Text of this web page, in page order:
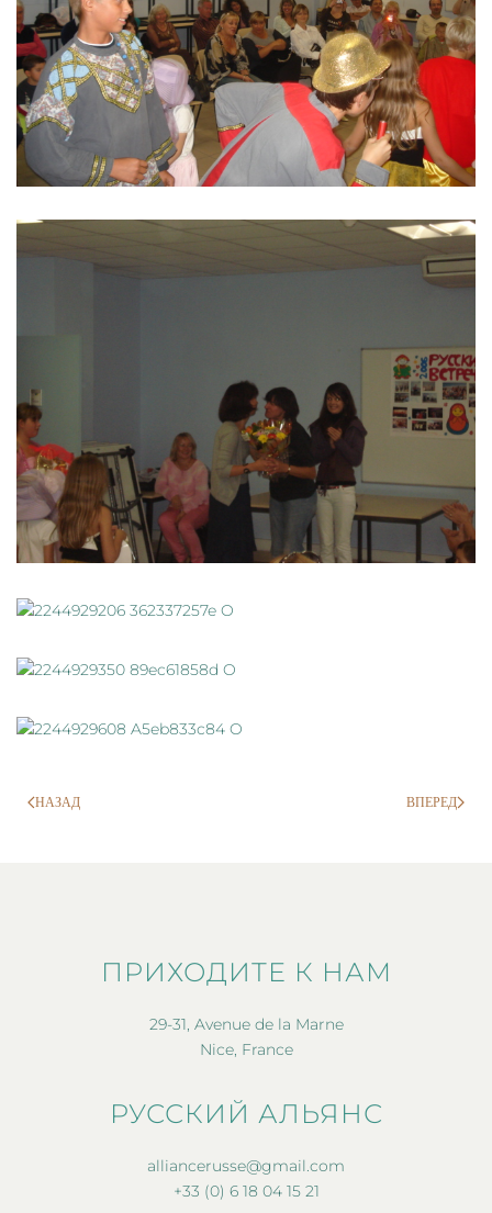
НАЗАД ВПЕРЕД
ПРИХОДИТЕ К НАМ
29-31, Avenue de la Marne
Nice, France
РУССКИЙ АЛЬЯНС
alliancerusse@gmail.com
+33 (0) 6 18 04 15 21